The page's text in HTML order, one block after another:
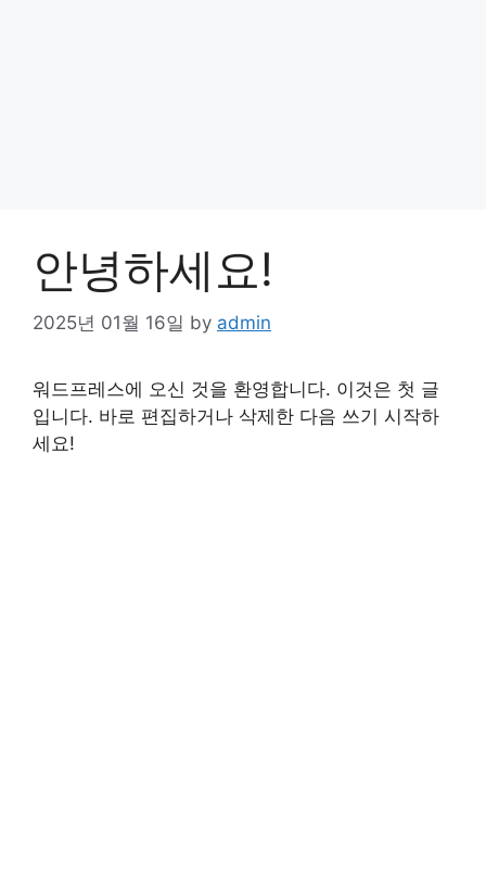
안녕하세요!
2025년 01월 16일 by admin
워드프레스에 오신 것을 환영합니다. 이것은 첫 글
입니다. 바로 편집하거나 삭제한 다음 쓰기 시작하
세요!